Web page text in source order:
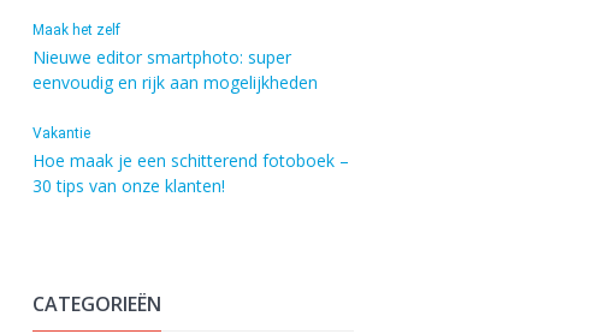
Maak het zelf
Nieuwe editor smartphoto: super
eenvoudig en rijk aan mogelijkheden
Vakantie
Hoe maak je een schitterend fotoboek –
30 tips van onze klanten!
CATEGORIEËN